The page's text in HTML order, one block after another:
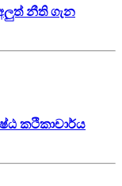
නීති ගැන
කථිකාචාර්ය